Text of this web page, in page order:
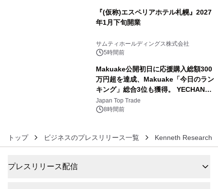
『(仮称)エスペリアホテル札幌』2027
年1月下旬開業
サムティホールディングス株式会社
5時間前
Makuake公開初日に応援購入総額300
万円超を達成、Makuake「今日のラン
キング」総合3位も獲得。 YECHAN音
浴シンギングボウル第2弾の大型サイ
ズ（XL・2XL・3XL）を先行販売中
Japan Top Trade
8時間前
トップ ビジネスのプレスリリース一覧 Kenneth Research
プレスリリース配信